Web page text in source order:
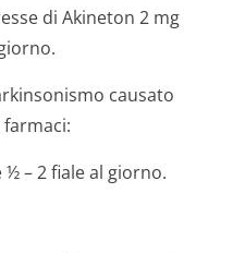
di Akineton 2 mg
causato
farmaci:
– 2 fiale al giorno.